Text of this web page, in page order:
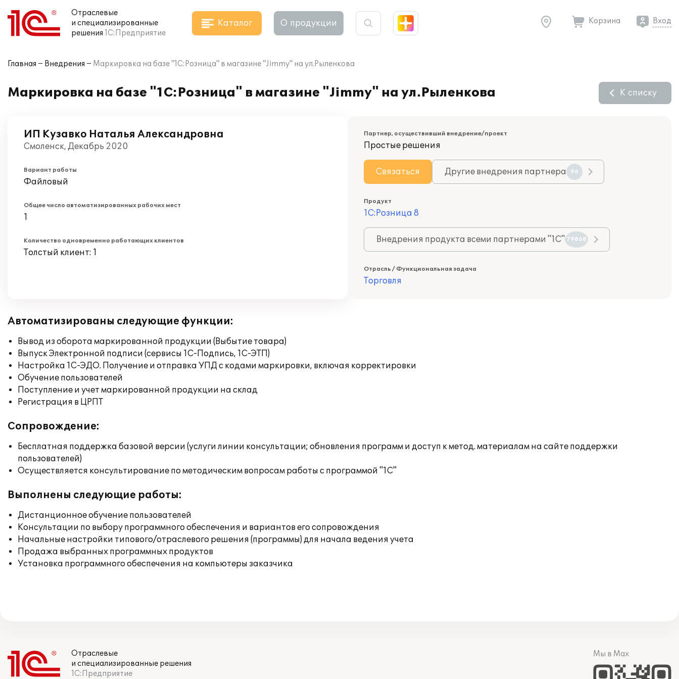
Отраслевые
и специализированные
решения 1С:Предприятие
Каталог О продукции Корзина Вход
Главная Внедрения Маркировка на базе "1С:Розница" в магазине "Jimmy" на ул.Рыленкова
Маркировка на базе "1С:Розница" в магазине "Jimmy" на ул.Рыленкова К списку
ИП Кузавко Наталья Александровна
Смоленск, Декабрь 2020
Вариант работы
Файловый
Общее число автоматизированных рабочих мест
1
Количество одновременно работающих клиентов
Толстый клиент: 1
Партнер, осуществивший внедрение/проект
Простые решения
Связаться Другие внедрения партнера 96
Продукт
1С:Розница 8
Внедрения продукта всеми партнерами "1С" 79868
Отрасль / Функциональная задача
Торговля
Автоматизированы следующие функции:
Вывод из оборота маркированной продукции (Выбытие товара)
Выпуск Электронной подписи (сервисы 1С-Подпись, 1С-ЭТП)
Настройка 1С-ЭДО. Получение и отправка УПД с кодами маркировки, включая корректировки
Обучение пользователей
Поступление и учет маркированной продукции на склад
Регистрация в ЦРПТ
Сопровождение:
Бесплатная поддержка базовой версии (услуги линии консультации; обновления программ и доступ к метод. материалам на сайте поддержки
пользователей)
Осуществляется консультирование по методическим вопросам работы с программой "1С"
Выполнены следующие работы:
Дистанционное обучение пользователей
Консультации по выбору программного обеспечения и вариантов его сопровождения
Начальные настройки типового/отраслевого решения (программы) для начала ведения учета
Продажа выбранных программных продуктов
Установка программного обеспечения на компьютеры заказчика
Отраслевые
и специализированные решения
1С:Предприятие
Мы в Max